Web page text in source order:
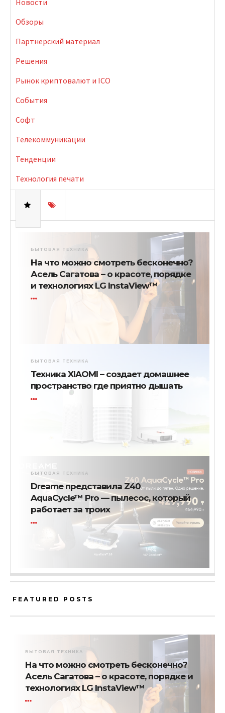
Обзоры
Партнерский материал
Решения
Рынок криптовалют и ICO
События
Софт
Телекоммуникации
Тенденции
Технология печати
БЫТОВАЯ ТЕХНИКА
На что можно смотреть бесконечно?
Асель Сагатова – о красоте, порядке
и технологиях LG InstaView™
БЫТОВАЯ ТЕХНИКА
Техника XIAOMI – создает домашнее
пространство где приятно дышать
БЫТОВАЯ ТЕХНИКА
Dreame представила Z40
AquaCycle™ Pro — пылесос, который
работает за троих
FEATURED POSTS
БЫТОВАЯ ТЕХНИКА
На что можно смотреть бесконечно?
Асель Сагатова – о красоте, порядке и
технологиях LG InstaView™